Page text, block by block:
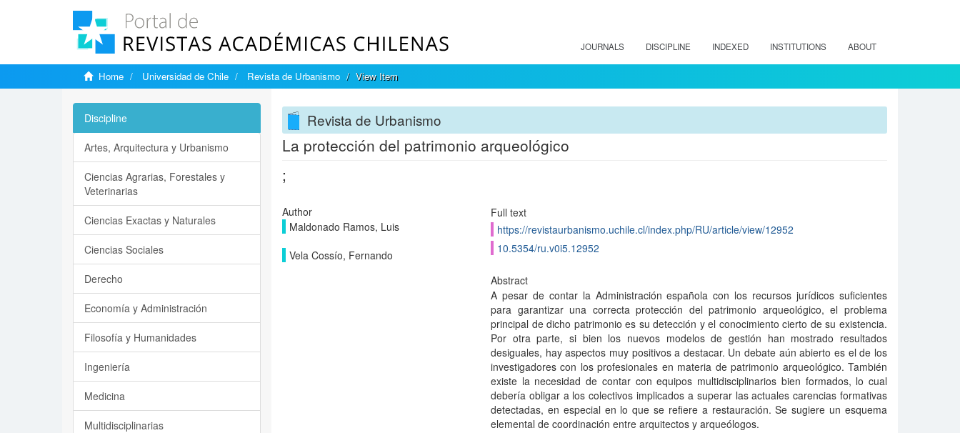
JOURNALS DISCIPLINE INDEXED INSTITUTIONS ABOUT
Home Universidad de Chile Revista de Urbanismo View Item
Revista de Urbanismo
La protección del patrimonio arqueológico
;
Author
Maldonado Ramos, Luis
Vela Cossío, Fernando
Full text
https://revistaurbanismo.uchile.cl/index.php/RU/article/view/12952
10.5354/ru.v0i5.12952
Abstract
A pesar de contar la Administración española con los recursos jurídicos suficientes
para garantizar una correcta protección del patrimonio arqueológico, el problema
principal de dicho patrimonio es su detección y el conocimiento cierto de su existencia.
Por otra parte, si bien los nuevos modelos de gestión han mostrado resultados
desiguales, hay aspectos muy positivos a destacar. Un debate aún abierto es el de los
investigadores con los profesionales en materia de patrimonio arqueológico. También
existe la necesidad de contar con equipos multidisciplinarios bien formados, lo cual
debería obligar a los colectivos implicados a superar las actuales carencias formativas
detectadas, en especial en lo que se refiere a restauración. Se sugiere un esquema
elemental de coordinación entre arquitectos y arqueólogos.
Discipline
Artes, Arquitectura y Urbanismo
Ciencias Agrarias, Forestales y
Veterinarias
Ciencias Exactas y Naturales
Ciencias Sociales
Derecho
Economía y Administración
Filosofía y Humanidades
Ingeniería
Medicina
Multidisciplinarias